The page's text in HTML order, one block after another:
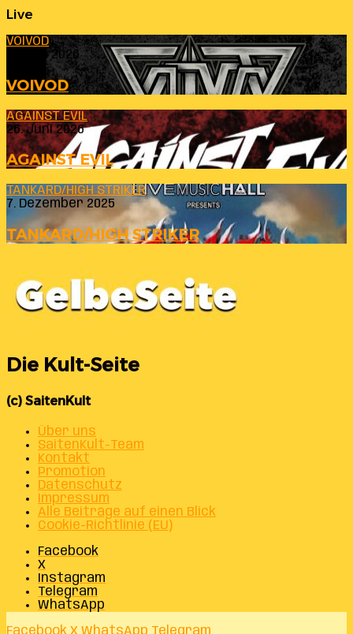
Live
VOIVOD
23. Juli 2026
VOIVOD
AGAINST EVIL
26. Juni 2026
AGAINST EVIL
TANKARD/HIGH STRIKER
7. Dezember 2025
TANKARD/HIGH STRIKER
Die Kult-Seite
(c) SaitenKult
Über uns
SaitenKult-Team
Kontakt
Promotion
Datenschutz
Impressum
Alle Beiträge auf einen Blick
Cookie-Richtlinie (EU)
Facebook
X
Instagram
Telegram
WhatsApp
Facebook X WhatsApp Telegram